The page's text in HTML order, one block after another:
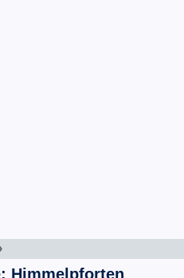
Himmelpforten